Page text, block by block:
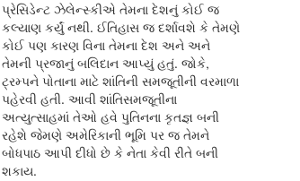
પ્રેસિડેન્ટ ઝેલેન્સ્કીએ તેમના દેશનું કોઈ જ
કલ્યાણ કર્યું નથી. ઈતિહાસ જ દર્શાવશે કે તેમણે
કોઈ પણ કારણ વિના તેમના દેશ અને અને
તેમની પ્રજાનું બલિદાન આપ્યું હતું. જોકે,
ટ્રમ્પને પોતાના માટે શાંતિની સમજૂતીની વરમાળા
પહેરવી હતી. આવી શાંતિસમજૂતીના
અત્યુત્સાહમાં તેઓ હવે પુતિનના કૃતજ્ઞ બની
રહેશે જેમણે અમેરિકાની ભૂમિ પર જ તેમને
બોધપાઠ આપી દીધો છે કે નેતા કેવી રીતે બની
શકાય.